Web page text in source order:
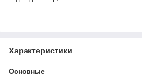
Характеристики
Основные